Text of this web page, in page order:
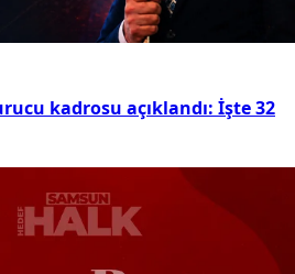
kadrosu açıklandı: İşte 32